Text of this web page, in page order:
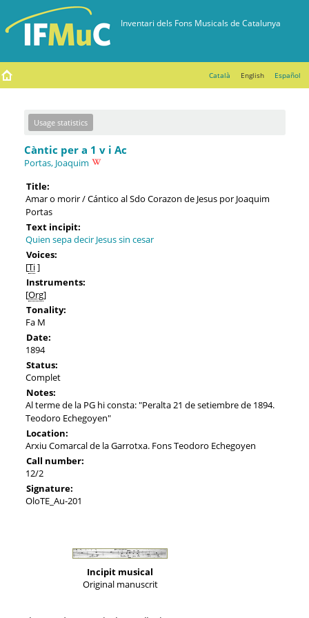
Català English Español
Usage statistics
Càntic per a 1 v i Ac
Portas, Joaquim
Title:
Amar o morir / Cántico al Sdo Corazon de Jesus por Joaquim
Portas
Text incipit:
Quien sepa decir Jesus sin cesar
Voices:
[Ti]
Instruments:
[Org]
Tonality:
Fa M
Date:
1894
Status:
Complet
Notes:
Al terme de la PG hi consta: "Peralta 21 de setiembre de 1894.
Teodoro Echegoyen"
Location:
Arxiu Comarcal de la Garrotxa. Fons Teodoro Echegoyen
Call number:
12/2
Signature:
OloTE_Au-201
Incipit musical
Original manuscrit